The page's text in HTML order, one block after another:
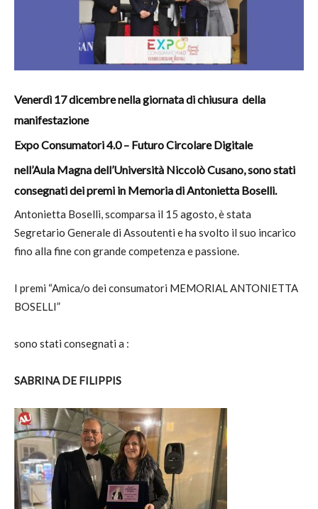
Venerdì 17 dicembre nella giornata di chiusura della
manifestazione
Expo Consumatori 4.0 – Futuro Circolare Digitale
nell’Aula Magna dell’Università Niccolò Cusano,sono stati
consegnati dei premi in Memoria di Antonietta Boselli.
Antonietta Boselli, scomparsa il 15 agosto, è stata
Segretario Generale di Assoutenti e ha svolto il suo incarico
fino alla fine con grande competenza e passione.
I premi “Amica/o dei consumatori MEMORIAL ANTONIETTA
BOSELLI”
sono stati consegnati a :
SABRINA DE FILIPPIS